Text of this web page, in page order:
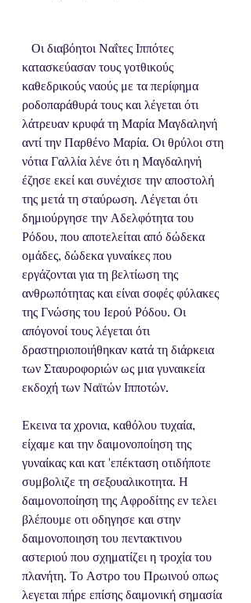
κατασκεύασαν τους γοτθικούς
καθεδρικούς ναούς με τα περίφημα
ροδοπαράθυρά τους και λέγεται ότι
λάτρευαν κρυφά τη Μαρία Μαγδαληνή
αντί την Παρθένο Μαρία. Οι θρύλοι στη
νότια Γαλλία λένε ότι η Μαγδαληνή
έζησε εκεί και συνέχισε την αποστολή
της μετά τη σταύρωση. Λέγεται ότι
δημιούργησε την Αδελφότητα του
Ρόδου, που αποτελείται από δώδεκα
ομάδες, δώδεκα γυναίκες που
εργάζονται για τη βελτίωση της
ανθρωπότητας και είναι σοφές φύλακες
της Γνώσης του Ιερού Ρόδου. Οι
απόγονοί τους λέγεται ότι
δραστηριοποιήθηκαν κατά τη διάρκεια
των Σταυροφοριών ως μια γυναικεία
εκδοχή των Ναϊτών Ιπποτών.
Εκεινα τα χρονια, καθόλου τυχαία,
είχαμε και την δαιμονοποίηση της
γυναίκας και κατ 'επέκταση οτιδήποτε
συμβολιζε τη σεξουαλικοτητα. Η
δαιμονοποίηση της Αφροδίτης εν τελει
βλέπουμε οτι οδηγησε και στην
δαιμονοποιηση του πεντακτινου
αστεριού που σχηματίζει η τροχία του
πλανήτη. Το Αστρο του Πρωινού οπως
λεγεται πήρε επίσης δαιμονική σημασία